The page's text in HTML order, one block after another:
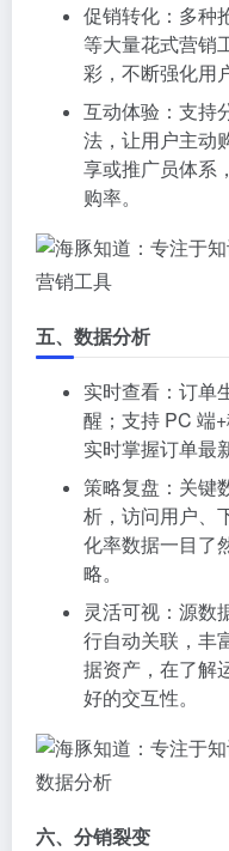
促销转化：多种
等大量花式营销
彩，不断强化用
互动体验：支持
法，让用户主动
享或推广员体系
购率。
营销工具
五、数据分析
实时查看：订单
醒；支持 PC 端
实时掌握订单最
策略复盘：关键
析，访问用户、
化率数据一目了
略。
灵活可视：源数
行自动关联，丰
据资产，在了解
好的交互性。
数据分析
六、分销裂变